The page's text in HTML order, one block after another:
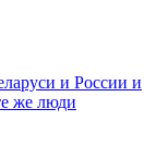
и России и
же люди